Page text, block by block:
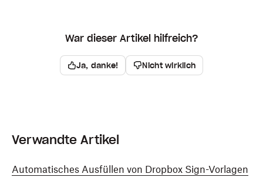
War dieser Artikel hilfreich?
Ja, danke! Nicht wirklich
Verwandte Artikel
Automatisches Ausfüllen von Dropbox Sign-Vorlagen